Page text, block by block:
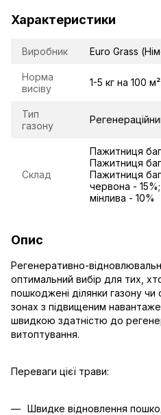
Характеристики
Виробник Euro Grass
Норма
висіву
1-5 кг на 100
Тип
газону
Склад
Пажитниця
Пажитниця
Пажитниця
червона -
мінлива - 10%
Опис
Регенеративно-
оптимальний вибір для тих,
пошкоджені ділянки газону
зонах з підвищеним
швидкою здатністю до
витоптування.
Переваги цієї трави:
Швидке відновлення